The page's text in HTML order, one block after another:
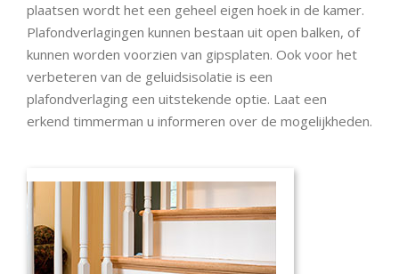
plaatsen wordt het een geheel eigen hoek in de kamer.
Plafondverlagingen kunnen bestaan uit open balken, of
kunnen worden voorzien van gipsplaten. Ook voor het
verbeteren van de geluidsisolatie is een
plafondverlaging een uitstekende optie. Laat een
erkend timmerman u informeren over de mogelijkheden.